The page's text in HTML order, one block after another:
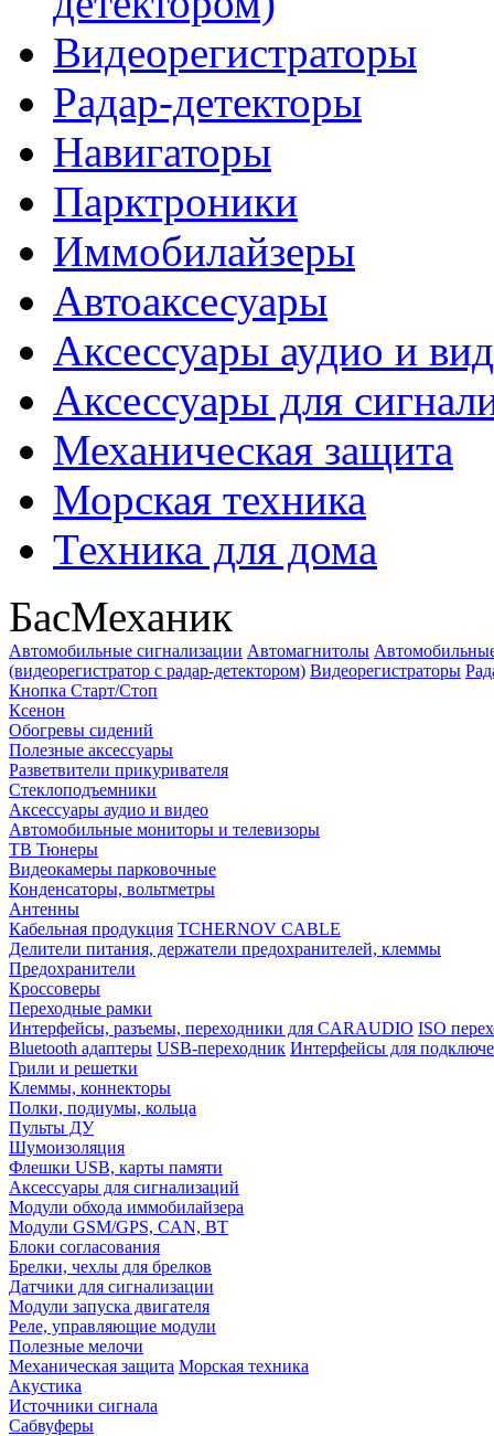
Видеорегистраторы
Радар-детекторы
Навигаторы
Парктроники
Иммобилайзеры
Автоаксесуары
Аксессуары аудио и
Аксессуары для
Механическая защита
Морская техника
Техника для дома
БасМеханик
Автомобильные сигнализации Автомагнитолы
(видеорегистратор с радар-детектором) Видеорегистраторы
Кнопка Старт/Стоп
Ксенон
Обогревы сидений
Полезные аксессуары
Разветвители прикуривателя
Стеклоподъемники
Аксессуары аудио и видео
Автомобильные мониторы и телевизоры
ТВ Тюнеры
Видеокамеры парковочные
Конденсаторы, вольтметры
Антенны
Кабельная продукция TCHERNOV CABLE
Делители питания, держатели предохранителей, клеммы
Предохранители
Кроссоверы
Переходные рамки
Интерфейсы, разъемы, переходники для CARAUDIO ISO
Bluetooth адаптеры USB-переходник Интерфейсы для
Грили и решетки
Клеммы, коннекторы
Полки, подиумы, кольца
Пульты ДУ
Шумоизоляция
Флешки USB, карты памяти
Аксессуары для сигнализаций
Модули обхода иммобилайзера
Модули GSM/GPS, CAN, BT
Блоки согласования
Брелки, чехлы для брелков
Датчики для сигнализации
Модули запуска двигателя
Реле, управляющие модули
Полезные мелочи
Механическая защита Морская техника
Акустика
Источники сигнала
Сабвуферы